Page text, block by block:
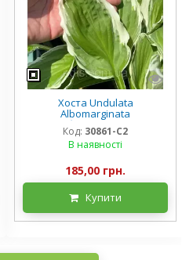
Хоста Undulata
Albomarginata
(Альбомарджината)
контейнер 2 л, 3/+ розетки
Код: 30861-С2
В наявності
185,00 грн.
Купити